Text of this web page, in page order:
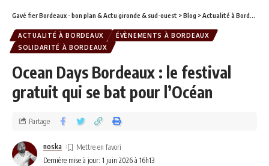
Gavé fier Bordeaux - bon plan & Actu gironde & sud-ouest >Blog >Actualité à Bordeaux
ACTUALITÉ À BORDEAUX
ÉVÈNEMENTS À BORDEAUX
SOLIDARITÉ À BORDEAUX
Ocean Days Bordeaux : le festival
gratuit qui se bat pour l’Océan
Dernière mise à jour: 1 juin 2026 à 16h13
noska
Partage